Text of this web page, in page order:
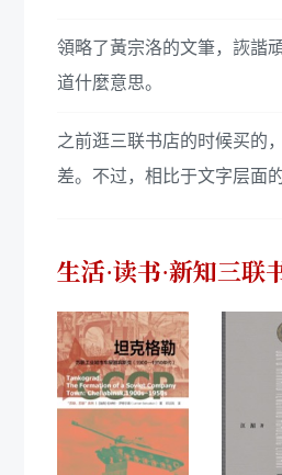
領略了黃宗洛的文筆，詼諧
道什麼意思。
之前逛三联书店的时候买的
差。不过，相比于文字层面
生活·读书·新知三联